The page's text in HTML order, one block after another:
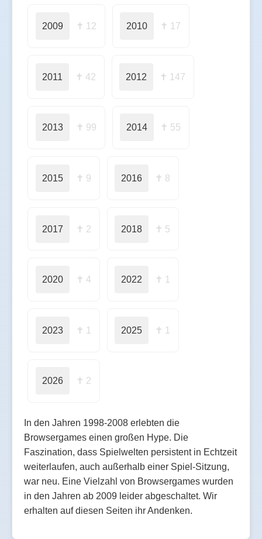
2009 ✝ 12 2010 ✝ 17
2011 ✝ 42 2012 ✝ 147
2013 ✝ 99 2014 ✝ 55
2015 ✝ 9 2016 ✝ 8
2017 ✝ 2 2018 ✝ 5
2020 ✝ 4 2022 ✝ 1
2023 ✝ 1 2025 ✝ 1
2026 ✝ 2
In den Jahren 1998-2008 erlebten die
Browsergames einen großen Hype. Die
Faszination, dass Spielwelten persistent in Echtzeit
weiterlaufen, auch außerhalb einer Spiel-Sitzung,
war neu. Eine Vielzahl von Browsergames wurden
in den Jahren ab 2009 leider abgeschaltet. Wir
erhalten auf diesen Seiten ihr Andenken.